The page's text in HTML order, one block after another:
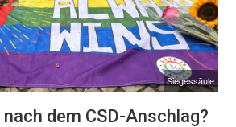
Siegessäule
dem CSD-Anschlag?